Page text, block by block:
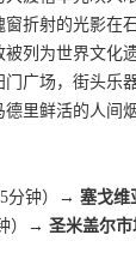
折射的光影在
列为世界文
广场，街头
里鲜活的人间
分钟）→ 塞戈维
）→ 圣米盖尔市